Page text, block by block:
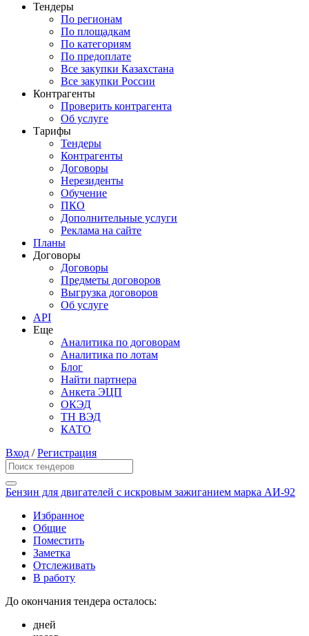
Тендеры
По регионам
По площадкам
По категориям
По предоплате
Все закупки Казахстана
Все закупки России
Контрагенты
Проверить контрагента
Об услуге
Тарифы
Тендеры
Контрагенты
Договоры
Нерезиденты
Обучение
ПКО
Дополнительные услуги
Реклама на сайте
Планы
Договоры
Договоры
Предметы договоров
Выгрузка договоров
Об услуге
API
Еще
Аналитика по договорам
Аналитика по лотам
Блог
Найти партнера
Анкета ЭЦП
ОКЭД
ТН ВЭД
КАТО
Вход /Регистрация
Бензин для двигателей с искровым зажиганием марка АИ-92
Избранное
Общие
Поместить
Заметка
Отслеживать
В работу
До окончания тендера осталось:
дней